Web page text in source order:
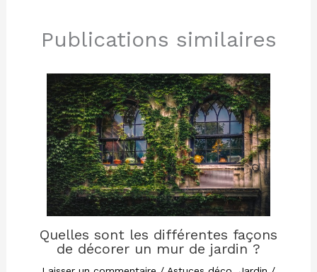
Publications similaires
Quelles sont les différentes façons
de décorer un mur de jardin ?